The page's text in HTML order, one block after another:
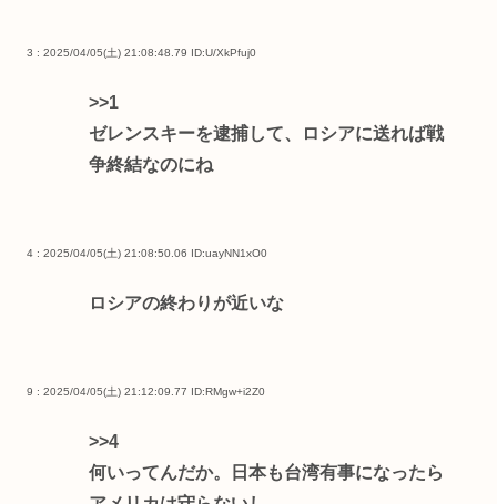
3 : 2025/04/05(土) 21:08:48.79 ID:U/XkPfuj0
>>1
ゼレンスキーを逮捕して、ロシアに送れば戦
争終結なのにね
4 : 2025/04/05(土) 21:08:50.06 ID:uayNN1xO0
ロシアの終わりが近いな
9 : 2025/04/05(土) 21:12:09.77 ID:RMgw+i2Z0
>>4
何いってんだか。日本も台湾有事になったら